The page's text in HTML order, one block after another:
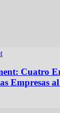
Cuatro
Empresas